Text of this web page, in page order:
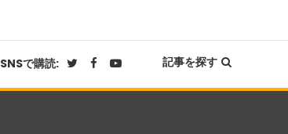
SNSで購読: 記事を探す